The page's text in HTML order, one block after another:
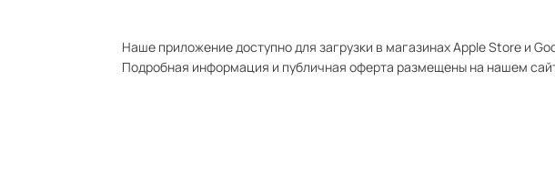
Наше приложение доступно для загрузки в магазинах Apple Store и
Подробная информация и публичная оферта размещены на нашем